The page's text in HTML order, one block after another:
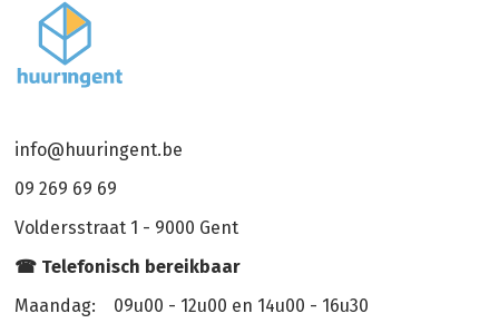
info@huuringent.be
09 269 69 69
Voldersstraat 1 - 9000 Gent
☎ Telefonisch bereikbaar
Maandag: 09u00 - 12u00 en 14u00 - 16u30